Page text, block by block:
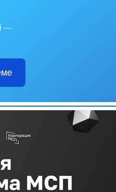
—